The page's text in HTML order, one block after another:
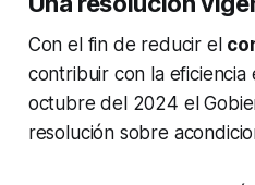
Renovables 2023, publicado
Agencia
Con el fin de reducir el
contribuir con la
octubre del 2024 el
resolución sobre